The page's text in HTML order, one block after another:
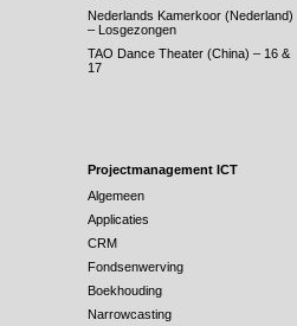
Nederlands Kamerkoor (Nederland)
– Losgezongen
TAO Dance Theater (China) – 16 &
17
Projectmanagement ICT
Algemeen
Applicaties
CRM
Fondsenwerving
Boekhouding
Narrowcasting